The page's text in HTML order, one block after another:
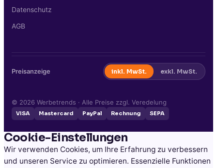
Datenschutz
AGB
Preisanzeige inkl. MwSt. exkl. MwSt.
© 2026 Werbetrends · Alle Preise zzgl. Veredelung
VISA Mastercard PayPal Rechnung SEPA
Cookie-Einstellungen
Wir verwenden Cookies, um Ihre Erfahrung zu verbessern
und unseren Service zu optimieren. Essenzielle Funktionen